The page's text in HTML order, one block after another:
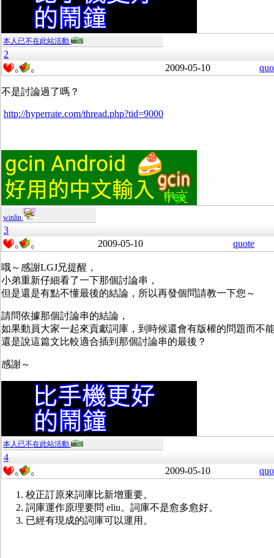
本人已不在此站活動
2
0 0 2009-05-10
不是討論過了嗎？
http://hyperrate.com/thread.php?tid=9000
winlin
3
0 0 2009-05-10 quote
哦～感謝LGJ兄提醒，
小弟重新仔細看了一下那個討論串，
但是還是有點不懂最後的結論，所以再發個問請教一下您～
請問依據那個討論串的結論，
如果動員大家一起來貢獻詞庫，到時候還會有版權的問題而不
還是說這篇文比較適合插到那個討論串的最後？
感謝～
本人已不在此站活動
4
0 0 2009-05-10
校正訂原來詞庫比新增重要。
詞庫運作原理要問 eliu。詞庫不是愈多愈好。
已經有現成的詞庫可以運用。